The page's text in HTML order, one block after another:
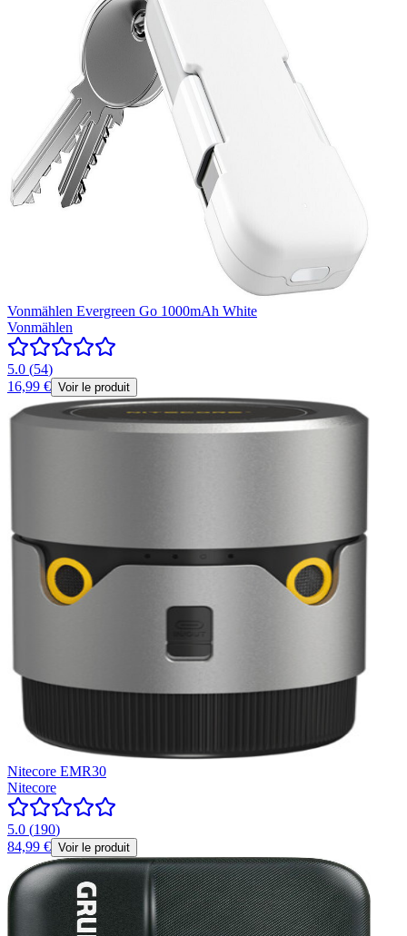
Vonmählen Evergreen Go 1000mAh White
Vonmählen
5.0 (54)
16,99 € Voir le produit
Nitecore EMR30
Nitecore
5.0 (190)
84,99 € Voir le produit